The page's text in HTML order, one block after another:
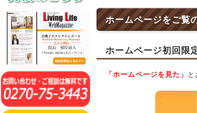
ホームページをご覧
ホームページ初回限
「ホームページを見た」